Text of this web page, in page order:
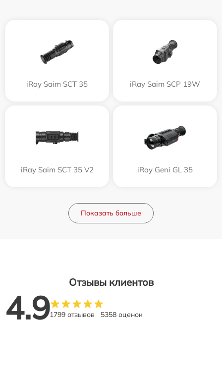
iRay Saim SCT 35 iRay Saim SCP 19W
iRay Saim SCT 35 V2 iRay Geni GL 35
Показать больше
Отзывы клиентов
4.91799 отзывов 5358 оценок